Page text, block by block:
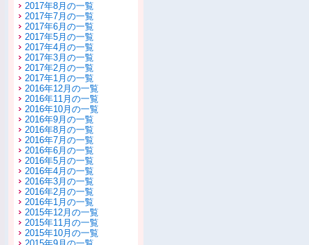
2017年8月の一覧
2017年7月の一覧
2017年6月の一覧
2017年5月の一覧
2017年4月の一覧
2017年3月の一覧
2017年2月の一覧
2017年1月の一覧
2016年12月の一覧
2016年11月の一覧
2016年10月の一覧
2016年9月の一覧
2016年8月の一覧
2016年7月の一覧
2016年6月の一覧
2016年5月の一覧
2016年4月の一覧
2016年3月の一覧
2016年2月の一覧
2016年1月の一覧
2015年12月の一覧
2015年11月の一覧
2015年10月の一覧